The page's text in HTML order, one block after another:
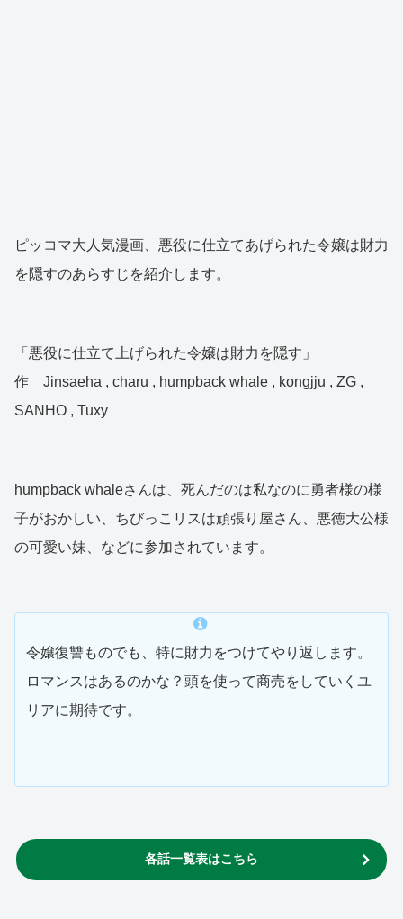
ピッコマ大人気漫画、悪役に仕立てあげられた令嬢は財力
を隠すのあらすじを紹介します。
「悪役に仕立て上げられた令嬢は財力を隠す」
作 Jinsaeha , charu , humpback whale , kongjju , ZG ,
SANHO , Tuxy
humpback whaleさんは、死んだのは私なのに勇者様の様
子がおかしい、ちびっこリスは頑張り屋さん、悪徳大公様
の可愛い妹、などに参加されています。
令嬢復讐ものでも、特に財力をつけてやり返します。
ロマンスはあるのかな？頭を使って商売をしていくユ
リアに期待です。
各話一覧表はこちら